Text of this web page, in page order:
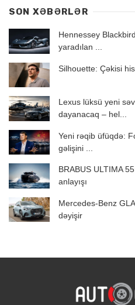
SON XƏBƏRLƏR
Hennessey
yaradılan ...
Silhouette: Çəkisi
Lexus lüksü yeni
dayanacaq – hel...
Yeni rəqib üfüqdə:
gəlişini ...
BRABUS ULTIMA
anlayışı
Mercedes-Benz
dəyişir